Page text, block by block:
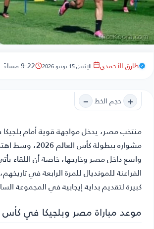
طارق الأحمدي الإثنين 15 يونيو 2026 9:22 مساءً
+ حجم الخط −
منتخب مصر، يدخل مواجهة قوية أمام
مشواره ببطولة كأس
واسع داخل مصر وخارجها، خاصة أن اللقاء
الفراعنة للمونديال للمرة الرابعة في
كبيرة لتقديم بداية إيجابية في المجموعة
موعد مباراة مصر وبلجيكا في كأس